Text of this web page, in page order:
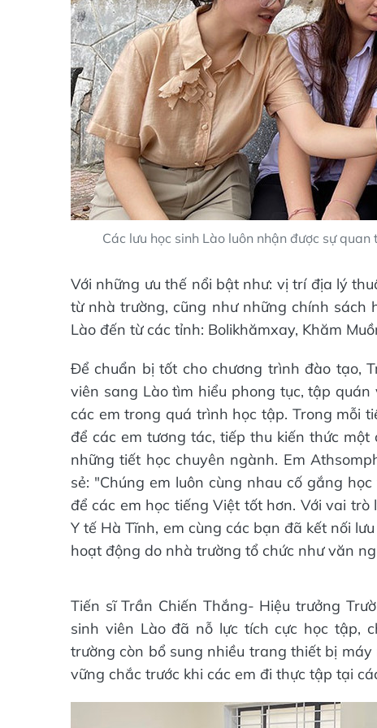
Các lưu học sinh Lào luôn nhận được sự
Với những ưu thế nổi bật như: vị trí địa lý
từ nhà trường, cũng như những chính sách
Lào đến từ các tỉnh: Bolikhămxay, Khăm
Để chuẩn bị tốt cho chương trình đào tạo,
viên sang Lào tìm hiểu phong tục, tập
các em trong quá trình học tập. Trong mỗi
để các em tương tác, tiếp thu kiến thức
những tiết học chuyên ngành. Em
sẻ: "Chúng em luôn cùng nhau cố gắng
để các em học tiếng Việt tốt hơn. Với vai
Y tế Hà Tĩnh, em cùng các bạn đã kết nối
hoạt động do nhà trường tổ chức như văn
Tiến sĩ Trần Chiến Thắng- Hiệu trưởng
sinh viên Lào đã nỗ lực tích cực học tập,
trường còn bổ sung nhiều trang thiết bị
vững chắc trước khi các em đi thực tập tại